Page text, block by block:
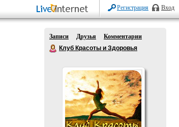
Регистрация Вход
Записи Друзья
Комментарии
Клуб Красоты и Здоровья